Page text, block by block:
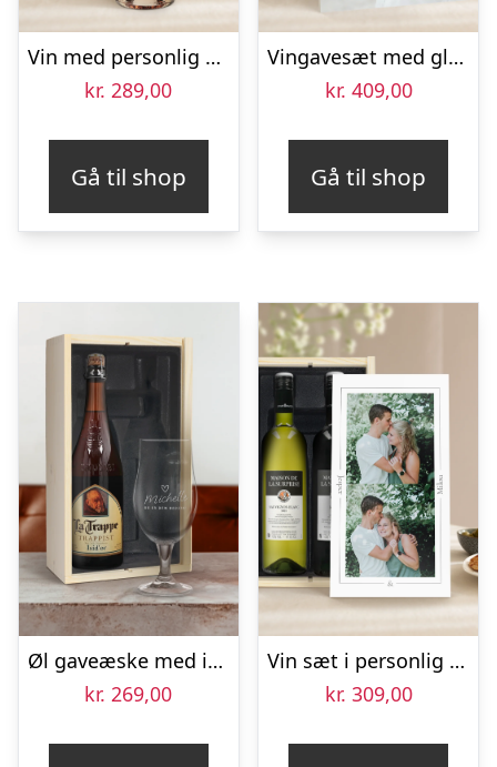
Vin med personlig etikette – Belvy – hvidvin og rosévin
kr. 289,00
Gå til shop
Vingavesæt med glas – Salentein Chardonnay – Trykt låg
kr. 409,00
Gå til shop
Øl gaveæske med indgraveret glas – La Trappe Isid’or
kr. 269,00
Vin sæt i personlig sag – Maison de la Surprise – Merlot en Sauvignon Blanc
kr. 309,00